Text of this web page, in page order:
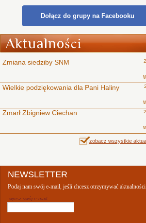
Dołącz do grupy na Facebooku
Zmiana siedziby SNM
Wielkie podziękowania dla Pani Haliny
Zmarł Zbigniew Ciechan
zobacz wszystkie
NEWSLETTER
Podaj nam swój e-mail, jeśli chcesz otrzymywać aktualności
wpisz swój e-mail: